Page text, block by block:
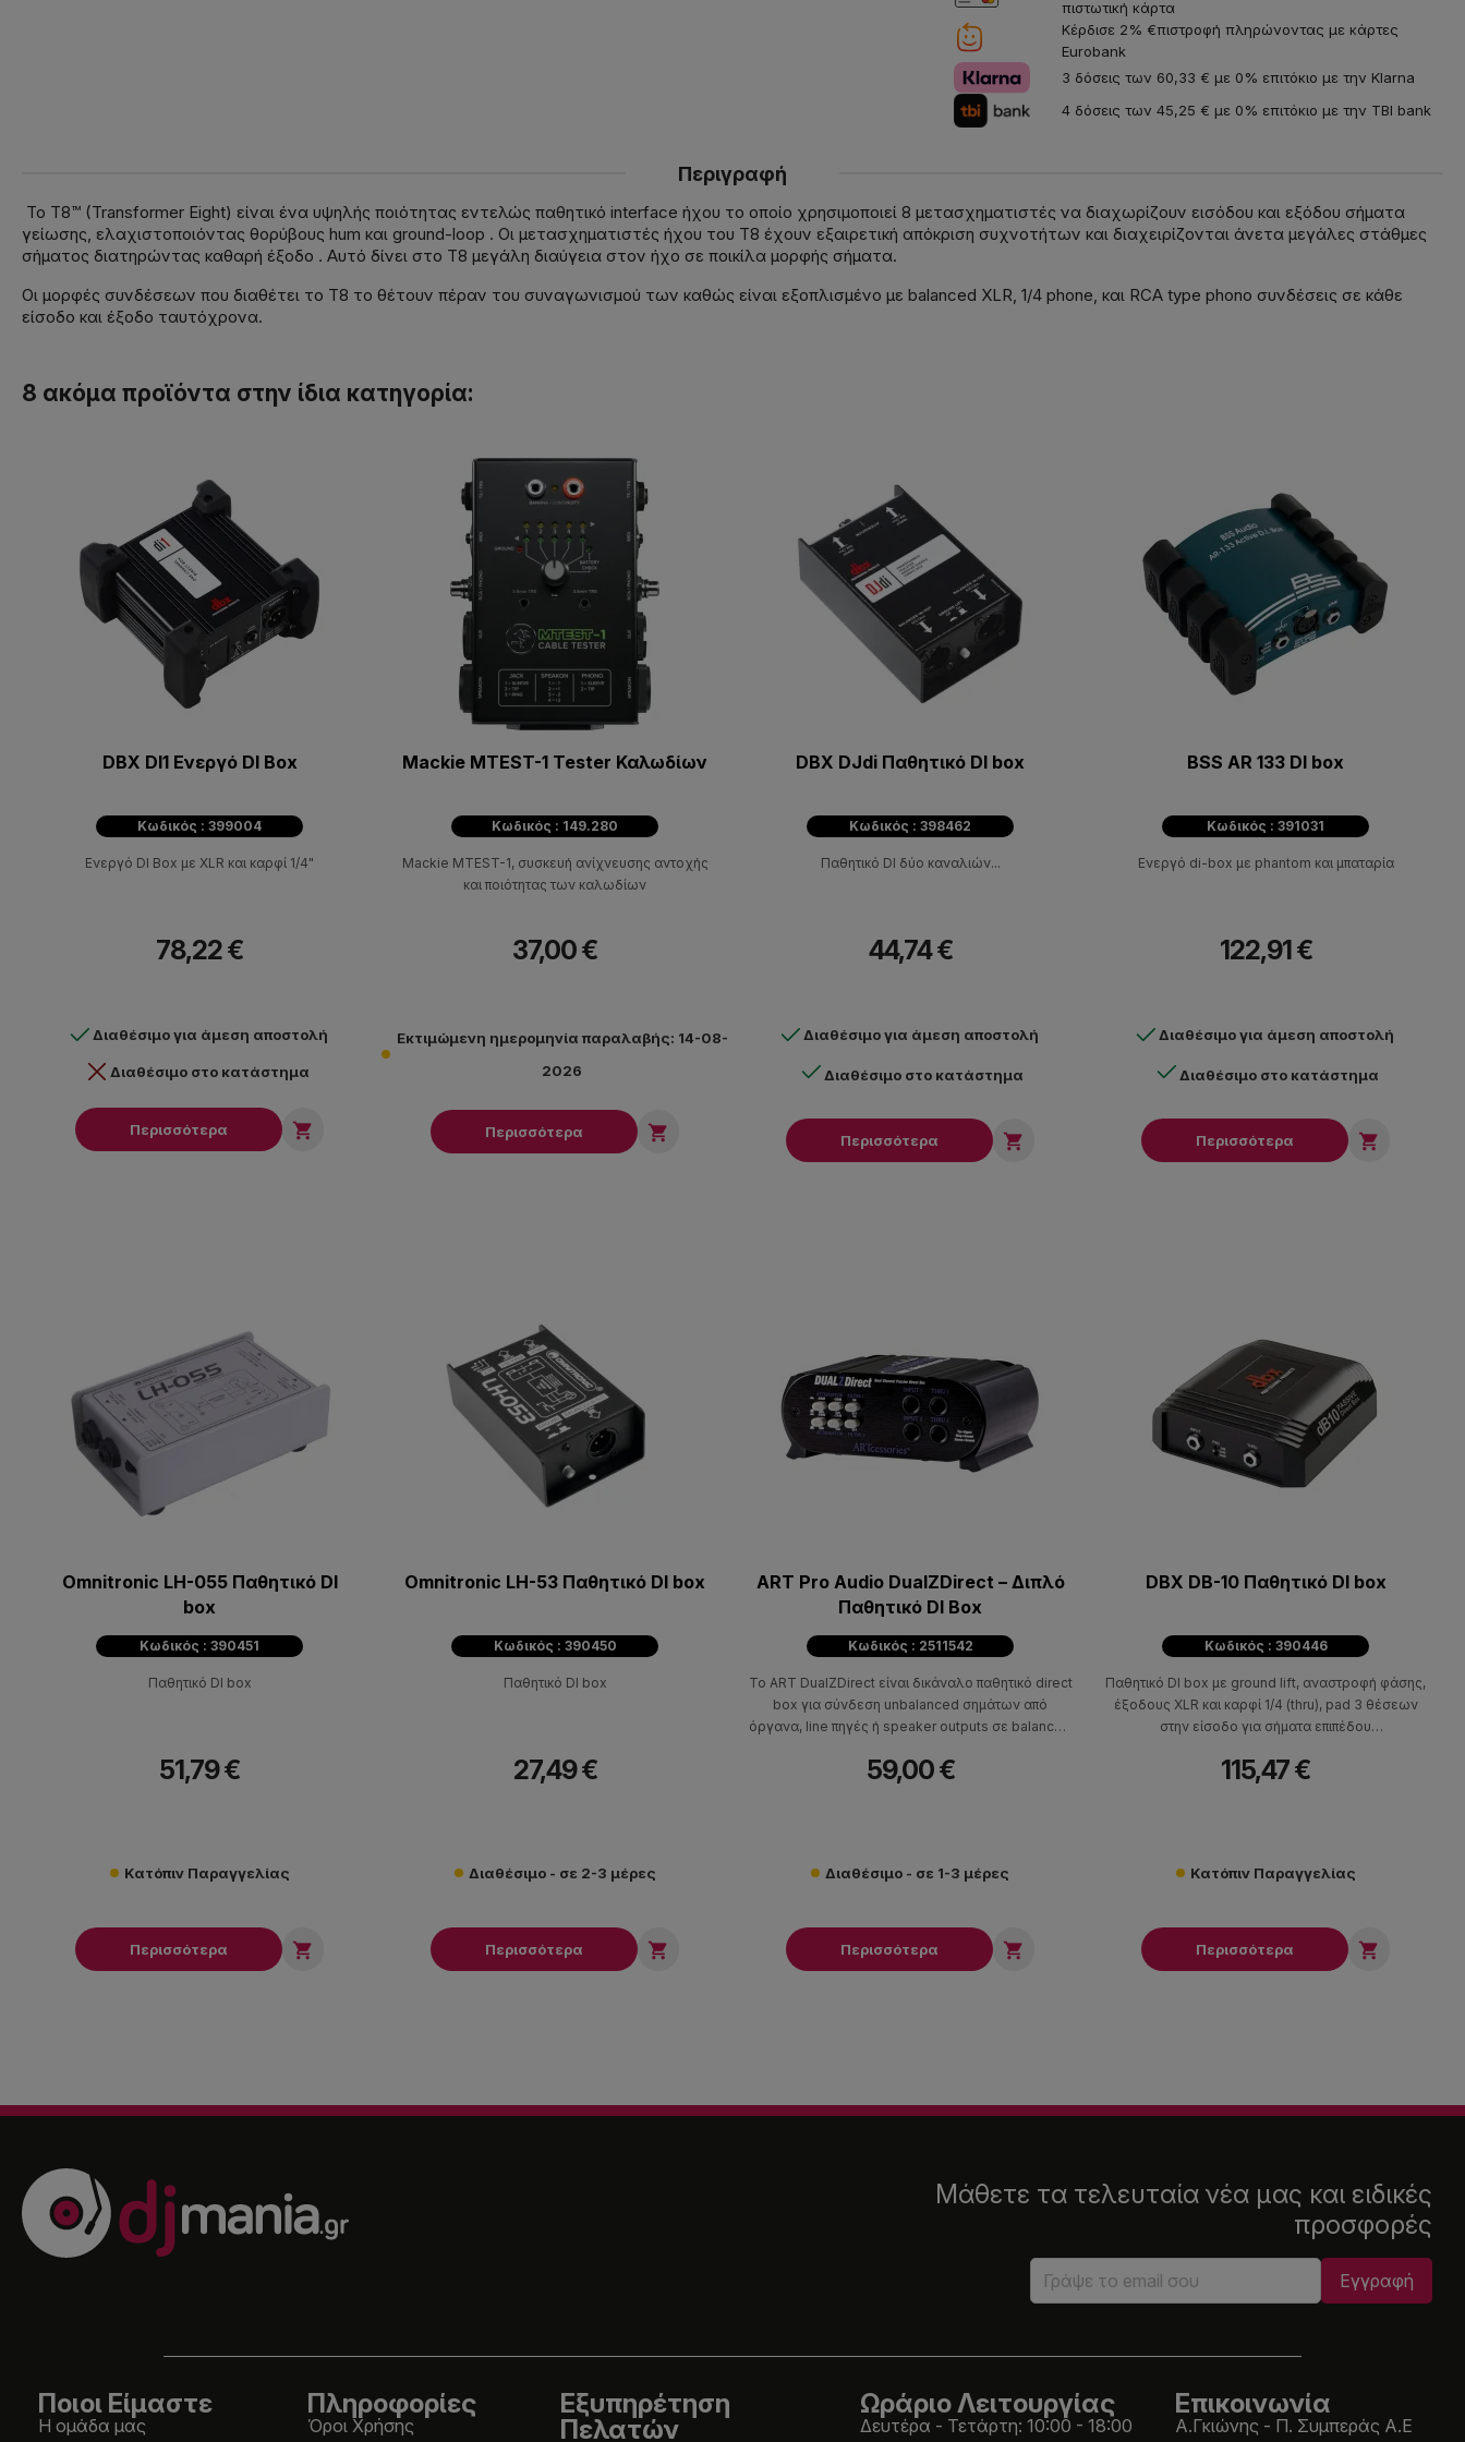
πιστωτική κάρτα
Κέρδισε 2% €πιστροφή πληρώνοντας με κάρτες
Eurobank
3 δόσεις των 60,33 € με 0% επιτόκιο με την Klarna
4 δόσεις των 45,25 € με 0% επιτόκιο με την TBI bank
Περιγραφή
Το T8™ (Transformer Eight) είναι ένα υψηλής ποιότητας εντελώς παθητικό interface ήχου το οποίο χρησιμοποιεί 8 μετασχηματιστές να διαχωρίζουν εισόδου και εξόδου σήματα
γείωσης, ελαχιστοποιόντας θορύβους hum και ground-loop . Οι μετασχηματιστές ήχου του T8 έχουν εξαιρετική απόκριση συχνοτήτων και διαχειρίζονται άνετα μεγάλες στάθμες
σήματος διατηρώντας καθαρή έξοδο . Αυτό δίνει στο T8 μεγάλη διαύγεια στον ήχο σε ποικίλα μορφής σήματα.
Οι μορφές συνδέσεων που διαθέτει το T8 το θέτουν πέραν του συναγωνισμού των καθώς είναι εξοπλισμένο με balanced XLR, 1/4 phone, και RCA type phono συνδέσεις σε κάθε
είσοδο και έξοδο ταυτόχρονα.
8 ακόμα προϊόντα στην ίδια κατηγορία:
DBX DI1 Ενεργό DI Box
Κωδικός : 399004
Ενεργό DI Box με XLR και καρφί 1/4"
78,22 €
Διαθέσιμο για άμεση αποστολή
Διαθέσιμο στο κατάστημα
Περισσότερα 
Mackie MTEST-1 Tester Καλωδίων
Κωδικός : 149.280
Mackie MTEST-1, συσκευή ανίχνευσης αντοχής
και ποιότητας των καλωδίων
37,00 €
Εκτιμώμενη ημερομηνία παραλαβής: 14-08-
2026
Περισσότερα 
DBX DJdi Παθητικό DI box
Κωδικός : 398462
Παθητικό DI δύο καναλιών...
44,74 €
Διαθέσιμο για άμεση αποστολή
Διαθέσιμο στο κατάστημα
Περισσότερα 
BSS AR 133 DI box
Κωδικός : 391031
Ενεργό di-box με phantom και μπαταρία
122,91 €
Διαθέσιμο για άμεση αποστολή
Διαθέσιμο στο κατάστημα
Περισσότερα 
Omnitronic LH-055 Παθητικό DI
box
Κωδικός : 390451
Παθητικό DI box
51,79 €
Κατόπιν Παραγγελίας
Περισσότερα 
Omnitronic LH-53 Παθητικό DI box
Κωδικός : 390450
Παθητικό DI box
27,49 €
Διαθέσιμο - σε 2-3 μέρες
Περισσότερα 
ART Pro Audio DualZDirect – Διπλό
Παθητικό DI Box
Κωδικός : 2511542
Το ART DualZDirect είναι δικάναλο παθητικό direct
box για σύνδεση unbalanced σημάτων από
όργανα, line πηγές ή speaker outputs σε balanced
εξόδους, attenuation, ground lift και phase invert.
59,00 €
Διαθέσιμο - σε 1-3 μέρες
Περισσότερα 
DBX DB-10 Παθητικό DI box
Κωδικός : 390446
Παθητικό DI box με ground lift, αναστροφή φάσης,
έξοδους XLR και καρφί 1/4 (thru), pad 3 θέσεων
στην είσοδο για σήματα επιπέδου
115,47 €
Κατόπιν Παραγγελίας
Περισσότερα 
Μάθετε τα τελευταία νέα μας και ειδικές
προσφορές
Ποιοι Είμαστε
Η ομάδα μας
Πληροφορίες
Όροι Χρήσης
Εξυπηρέτηση
Πελατών
Ωράριο Λειτουργίας
Δευτέρα - Τετάρτη: 10:00 - 18:00
Επικοινωνία
Α.Γκιώνης - Π. Συμπεράς Α.Ε